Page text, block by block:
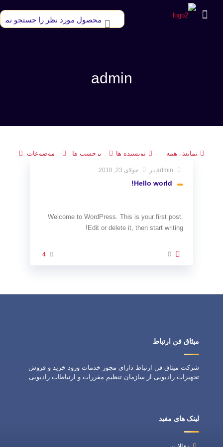
admin
موضوعات برچسب ها نویسنده ها نمایش همه
admin در جولای 23, 2018
Hello world!
Welcome to WordPress. This is your first post.
Edit or delete it, then start writing!
0
4
میثاق فن ارتباط
شرکت میثاق فن ارتباط دارای مجوز خدمات ورود خرید و فروش
تجهیزات رادیویی از سازمان تنظیم مقررات و ارتباطات رادیویی
لینک های مفید